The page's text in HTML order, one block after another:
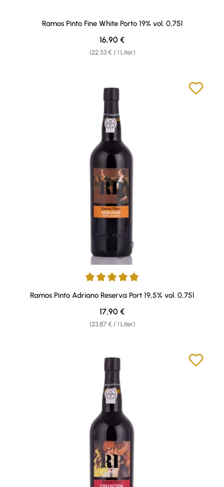
Ramos Pinto Fine White Porto 19% vol. 0,75l
(22,53 € / 1 Liter)
Regulärer Preis:
16,90 €
Durchschnittliche Bewertung von 5 von 5 Sternen
Ramos Pinto Adriano Reserva Port 19,5% vol. 0,75l
(23,87 € / 1 Liter)
Regulärer Preis:
17,90 €